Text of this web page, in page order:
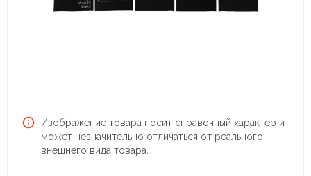
Изображение товара носит справочный характер и
может незначительно отличаться от реального
внешнего вида товара.